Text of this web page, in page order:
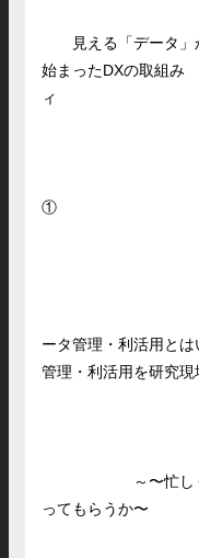
見える「データ」
始まったDXの取組み
研
ータ管理・利活用と
管理・利活用を研
～〜忙しくてワ
ってもらうか〜